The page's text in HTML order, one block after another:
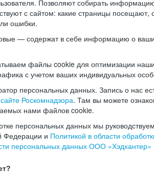
Позволяют собирать
с сайтом: какие страницы посещают,
ошибки.
— содержат в себе информацию о
файлы cookie для оптимизации
с учетом ваших индивидуальных
персональных данных. Запись о нас
Роскомнадзора. Там вы можете
нами файлов cookie.
персональных данных мы
Федерации и Политикой в области
персональных данных ООО «Хэдхантер»